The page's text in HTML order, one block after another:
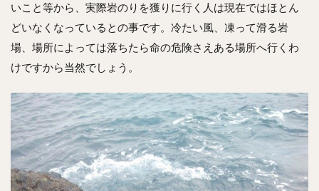
いこと等から、実際岩のりを獲りに行く人は現在ではほとん
どいなくなっているとの事です。冷たい風、凍って滑る岩
場、場所によっては落ちたら命の危険さえある場所へ行くわ
けですから当然でしょう。